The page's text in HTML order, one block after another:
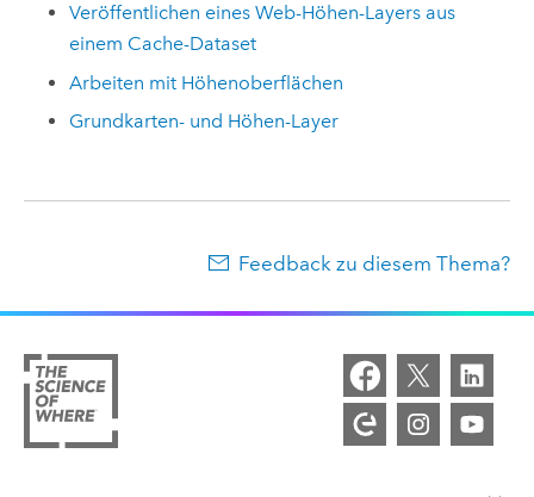
Veröffentlichen eines Web-Höhen-Layers aus
einem Cache-Dataset
Arbeiten mit Höhenoberflächen
Grundkarten- und Höhen-Layer
Feedback zu diesem Thema?